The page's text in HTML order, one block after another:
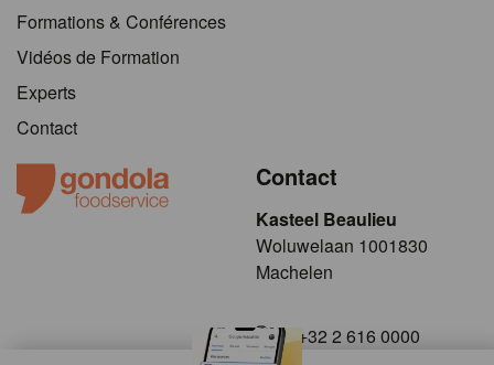
Formations & Conférences
Vidéos de Formation
Experts
Contact
Contact
Kasteel Beaulieu
​​​Woluwelaan 1001830
Machelen
+32 2 616 0000